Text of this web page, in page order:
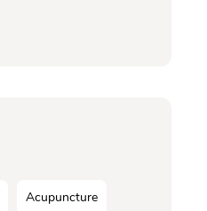
Acupuncture